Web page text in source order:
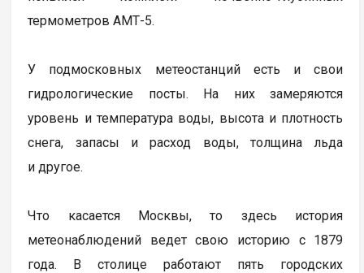
термометров АМТ-5.
У подмосковных метеостанций есть и свои
гидрологические посты. На них замеряются
уровень и температура воды, высота и плотность
снега, запасы и расход воды, толщина льда
и другое.
Что касается Москвы, то здесь история
метеонаблюдений ведет свою историю с 1879
года. В столице работают пять городских